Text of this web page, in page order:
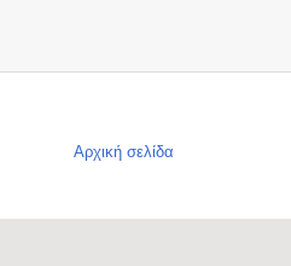
Αρχική σελίδα